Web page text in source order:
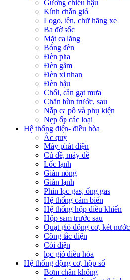
Gương chiếu hậu
Kính chắn gió
Logo, tên, chữ hãng xe
Ba đờ sốc
Mặt ca lăng
Bóng đèn
Đèn pha
Đèn gầm
Đèn xi nhan
Đèn hậu
Chổi, cần gạt mưa
Chắn bùn trước, sau
Nắp ca pô và phụ kiện
Nẹp ốp các loại
Hệ thống điện- điều hòa
Ắc quy
Máy phát điện
Củ đề, máy đề
Lốc lạnh
Giàn nóng
Giàn lạnh
Phin lọc gas, ống gas
Hệ thống cảm biến
Hệ thống hộp điều khiển
Hộp sam trước sau
Quạt gió động cơ, két nước
Công tắc điện
Còi điện
lọc gió điều hòa
Hệ thống động cơ, hộp số
Bơm chân không